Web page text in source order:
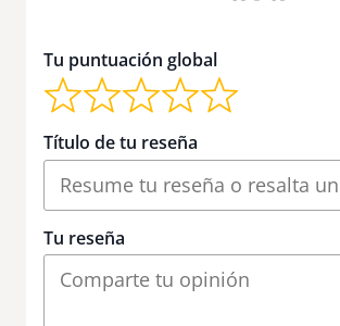
Tu puntuación global
Título de tu reseña
Tu reseña